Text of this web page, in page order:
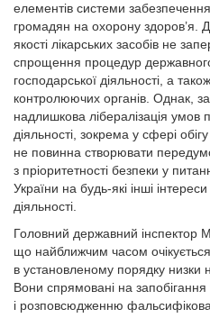
елементів системи
громадян на охорону здоров’я.
якості лікарських засобів не
спрощення процедур
господарської діяльності, а
контролюючих органів. Однак,
надлишкова лібералізація умов
діяльності, зокрема у сфері
не повинна створювати
з пріоритетності безпеки у
України на будь-які інші
діяльності.
Головний державний інспектор
що найближчим часом
в установленому порядку низки
Вони спрямовані на
і розповсюдженню